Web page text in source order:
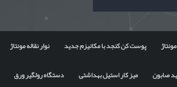
پوست کن کنجد با مکانیزم جدید نوار نقاله مونتاژ
صابون میز کار استیل بهداشتی دستگاه رولگیر ورق